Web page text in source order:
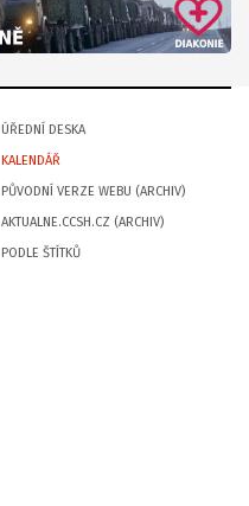
ÚŘEDNÍ DESKA
KALENDÁŘ
PŮVODNÍ VERZE WEBU (ARCHIV)
AKTUALNE.CCSH.CZ (ARCHIV)
PODLE ŠTÍTKŮ